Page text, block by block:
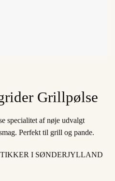
Grillpølse
specialitet af nøje udvalgt
Perfekt til grill og pande.
I SØNDERJYLLAND